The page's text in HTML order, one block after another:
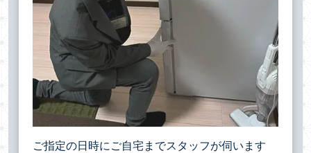
ご指定の日時にご自宅までスタッフが伺います